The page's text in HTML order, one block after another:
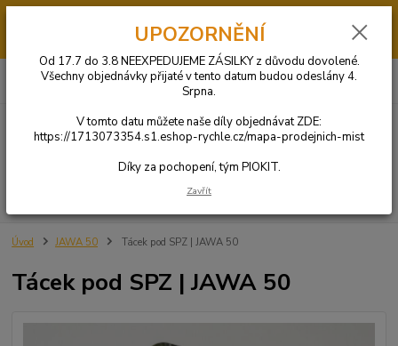
ODESÍLÁNY OBJEDNÁVKY. Díly si můžete objednat u jednoho z našich
obchodních partnerů KLIKNUTÍM ZDE.
Menu
CZK
+420 731 269 669
za
Úvod JAWA 50 Tácek pod SPZ | JAWA 50
Tácek pod SPZ | JAWA 50
UPOZORNĚNÍ
Od 17.7 do 3.8 NEEXPEDUJEME ZÁSILKY z důvodu dovolené.
Všechny objednávky přijaté v tento datum budou odeslány 4.
Srpna.
V tomto datu můžete naše díly objednávat ZDE:
https://1713073354.s1.eshop-rychle.cz/mapa-prodejnich-mist
Díky za pochopení, tým PIOKIT.
Zavřít